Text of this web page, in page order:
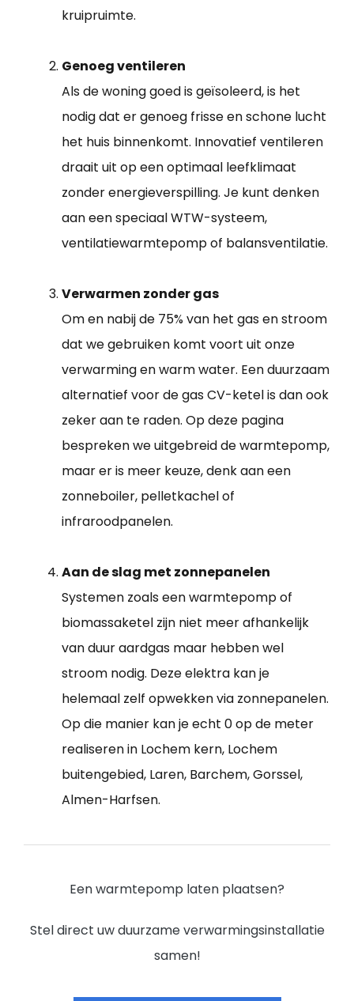
kruipruimte.
Genoeg ventileren
Als de woning goed is geïsoleerd, is het
nodig dat er genoeg frisse en schone lucht
het huis binnenkomt. Innovatief ventileren
draait uit op een optimaal leefklimaat
zonder energieverspilling. Je kunt denken
aan een speciaal WTW-systeem,
ventilatiewarmtepomp of balansventilatie.
Verwarmen zonder gas
Om en nabij de 75% van het gas en stroom
dat we gebruiken komt voort uit onze
verwarming en warm water. Een duurzaam
alternatief voor de gas CV-ketel is dan ook
zeker aan te raden. Op deze pagina
bespreken we uitgebreid de warmtepomp,
maar er is meer keuze, denk aan een
zonneboiler, pelletkachel of
infraroodpanelen.
Aan de slag met zonnepanelen
Systemen zoals een warmtepomp of
biomassaketel zijn niet meer afhankelijk
van duur aardgas maar hebben wel
stroom nodig. Deze elektra kan je
helemaal zelf opwekken via zonnepanelen.
Op die manier kan je echt 0 op de meter
realiseren in Lochem kern, Lochem
buitengebied, Laren, Barchem, Gorssel,
Almen-Harfsen.
Een warmtepomp laten plaatsen?
Stel direct uw duurzame verwarmingsinstallatie
samen!